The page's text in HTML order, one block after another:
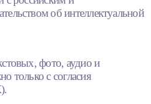
об интеллектуальной
фото, аудио и
только с согласия